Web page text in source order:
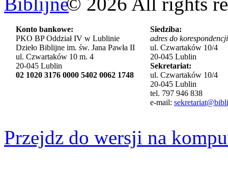
Konto bankowe:
PKO BP Oddział IV w Lublinie
Dzieło Biblijne im. św. Jana Pawła II
ul. Czwartaków 10 m. 4
20-045 Lublin
02 1020 3176 0000 5402 0062 1748
Siedziba:
adres do
ul. Czwartaków 10/4
20-045 Lublin
Sekretariat:
ul. Czwartaków 10/4
20-045 Lublin
tel. 797 946 838
e-mail:
Przejdz do wersji na